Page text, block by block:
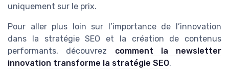
uniquement sur le prix.
Pour aller plus loin sur l’importance de l’innovation
dans la stratégie SEO et la création de contenus
performants, découvrez comment la newsletter
innovation transforme la stratégie SEO.